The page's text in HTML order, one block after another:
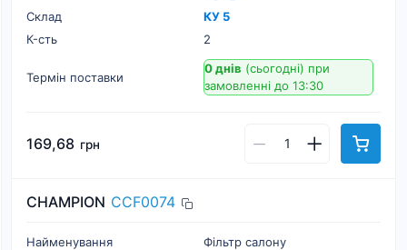
Склад
КУ 5
К-cть
2
Термін поставки
0 днів (сьогодні) при
замовленні до 13:30
169,68 грн
CHAMPION CCF0074
Найменування
Фільтр салону